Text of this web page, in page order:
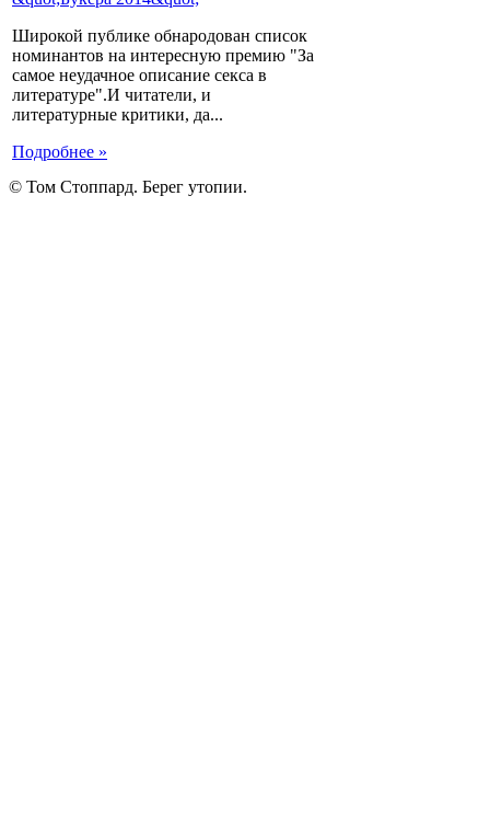
Широкой публике обнародован список
номинантов на интересную премию "За
самое неудачное описание секса в
литературе".И читатели, и
литературные критики, да...
Подробнее »
© Том Стоппард. Берег утопии.